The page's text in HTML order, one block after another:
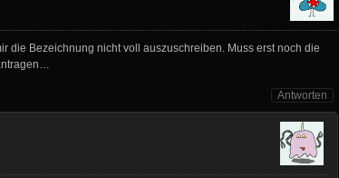
die Bezeichnung nicht voll auszuschreiben. Muss erst noch die
Antworten